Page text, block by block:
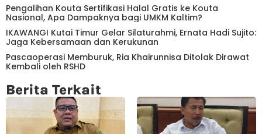
Pengalihan Kouta Sertifikasi Halal Gratis ke Kouta
Nasional, Apa Dampaknya bagi UMKM Kaltim?
IKAWANGI Kutai Timur Gelar Silaturahmi, Ernata Hadi Sujito:
Jaga Kebersamaan dan Kerukunan
Pascaoperasi Memburuk, Ria Khairunnisa Ditolak Dirawat
Kembali oleh RSHD
Berita Terkait